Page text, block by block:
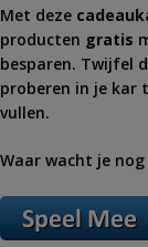
Met deze
producten gratis
besparen. Twijfel
proberen in je kar
vullen.
Waar wacht je nog